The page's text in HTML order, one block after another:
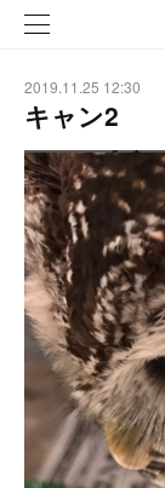
2019.11.25 12:30
キャン2